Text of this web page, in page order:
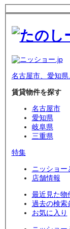
名古屋市、愛知
賃貸物件を探す
名古屋市
愛知県
岐阜県
三重県
特集
ニッショー
店舗情報
最近見た物
過去の検索
お気に入り